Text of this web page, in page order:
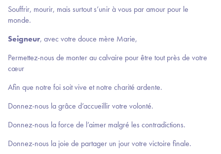
Souffrir, mourir, mais surtout s’unir à vous par amour pour le
monde.
Seigneur, avec votre douce mère Marie,
Permettez-nous de monter au calvaire pour être tout près de votre
cœur
Afin que notre foi soit vive et notre charité ardente.
Donnez-nous la grâce d’accueillir votre volonté.
Donnez-nous la force de l’aimer malgré les contradictions.
Donnez-nous la joie de partager un jour votre victoire finale.